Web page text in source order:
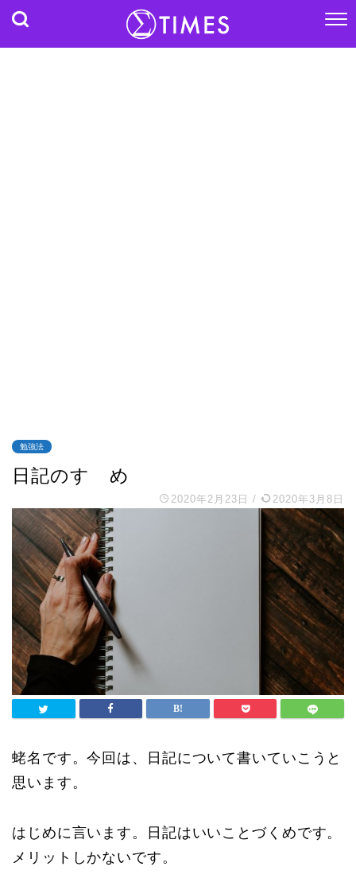
勉強法
日記のすゝめ
2020年2月23日 / 2020年3月8日
蛯名です。今回は、日記について書いていこうと
思います。
はじめに言います。日記はいいことづくめです。
メリットしかないです。